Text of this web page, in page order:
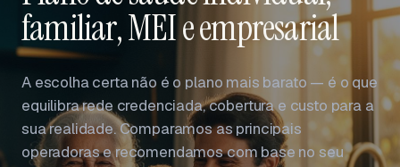
familiar, MEI e empresarial
A escolha certa não é o plano mais barato — é o que
equilibra rede credenciada, cobertura e custo para a
sua realidade. Comparamos as principais
operadoras e recomendamos com base no seu